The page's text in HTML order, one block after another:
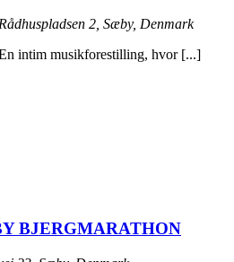
2, Sæby, Denmark
intim musikforestilling, hvor [...]
BJERGMARATHON